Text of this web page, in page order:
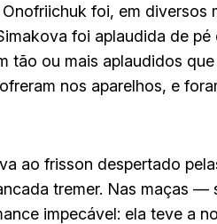
foi, em diversos
foi aplaudida de
tão ou mais aplaudidos
nos aparelhos, e
ao frisson despertado
tremer. Nas maças —
impecável: ela teve a